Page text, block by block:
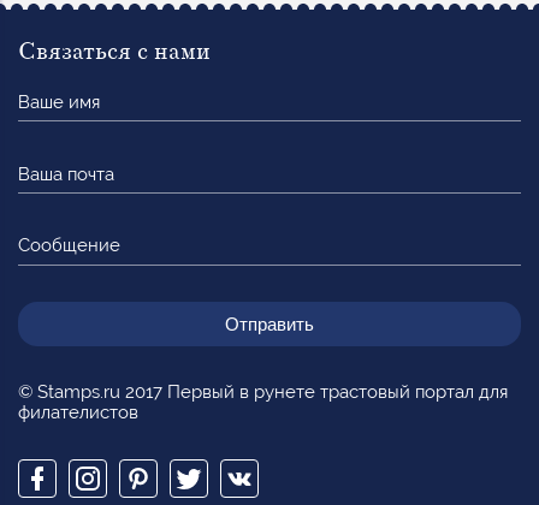
© Stamps.ru 2017 Первый в рунете трастовый портал для
филателистов
Связаться с нами
имя
почта
Сообщение